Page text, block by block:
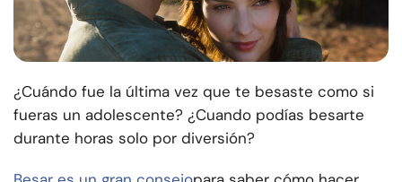
¿Cuándo fue la última vez que te besaste como si
fueras un adolescente? ¿Cuando podías besarte
durante horas solo por diversión?